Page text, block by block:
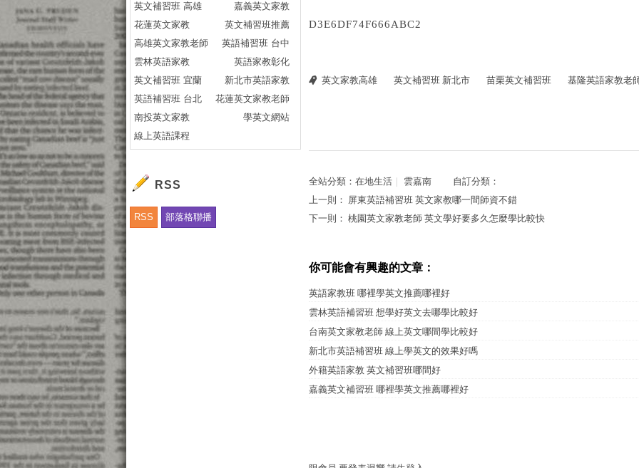
D3E6DF74F666ABC2
英文家教高雄 英文補習班 新北市 苗栗英文補習班 基隆英語家教老
全站分類： 在地生活 雲嘉南
自訂分類：
上一則： 屏東英語補習班 英文家教哪一間師資不錯
下一則： 桃園英文家教老師 英文學好要多久怎麼學比較快
你可能會有興趣的文章：
英語家教班 哪裡學英文推薦哪裡好
雲林英語補習班 想學好英文去哪學比較好
台南英文家教老師 線上英文哪間學比較好
新北市英語補習班 線上學英文的效果好嗎
外籍英語家教 英文補習班哪間好
嘉義英文補習班 哪裡學英文推薦哪裡好
英文補習班 高雄
嘉義英文家教
花蓮英文家教
英文補習班推薦
高雄英文家教老師
英語補習班 台中
雲林英語家教
英語家教彰化
英文補習班 宜蘭
新北市英語家教
英語補習班 台北
花蓮英文家教老師
南投英文家教
學英文網站
線上英語課程
RSS
RSS 部落格聯播